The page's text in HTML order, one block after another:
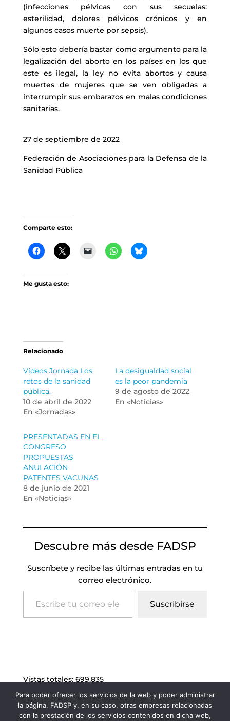
(infecciones pélvicas con sus secuelas:
esterilidad, dolores pélvicos crónicos y en
algunos casos muerte por sepsis).
Sólo esto debería bastar como argumento para la
legalización del aborto en los países en los que
este es ilegal, la ley no evita abortos y causa
muertes de mujeres que se ven obligadas a
interrumpir sus embarazos en malas condiciones
sanitarias.
27 de septiembre de 2022
Federación de Asociaciones para la Defensa de la
Sanidad Pública
Comparte esto:
Me gusta esto:
Relacionado
Vídeos Jornada Los
retos de la sanidad
pública.
10 de abril de 2022
En «Jornadas»
La desigualdad social
es la peor pandemia
9 de agosto de 2022
En «Noticias»
PRESENTADAS EN EL
CONGRESO
PROPUESTAS
ANULACIÓN
PATENTES VACUNAS
8 de junio de 2021
En «Noticias»
Descubre más desde FADSP
Suscríbete y recibe las últimas entradas en tu
correo electrónico.
Escribe tu correo electrónico…
Suscribirse
Vistas totales: 699.835
Para poder ofrecer los servicios de la web y poder administrar
la página, FADSP y, en su caso, otras empresas relacionadas
con la prestación de los servicios contenidos en dicha web,